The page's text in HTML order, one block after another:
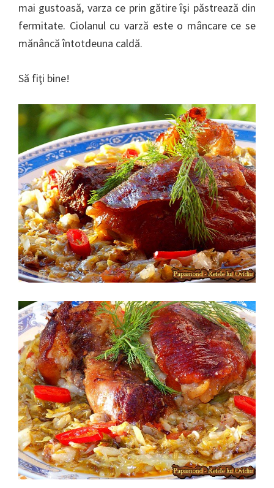
mai gustoasă, varza ce prin gătire îşi păstrează din
fermitate. Ciolanul cu varză este o mâncare ce se
mănâncă întotdeuna caldă.
Să fiţi bine!